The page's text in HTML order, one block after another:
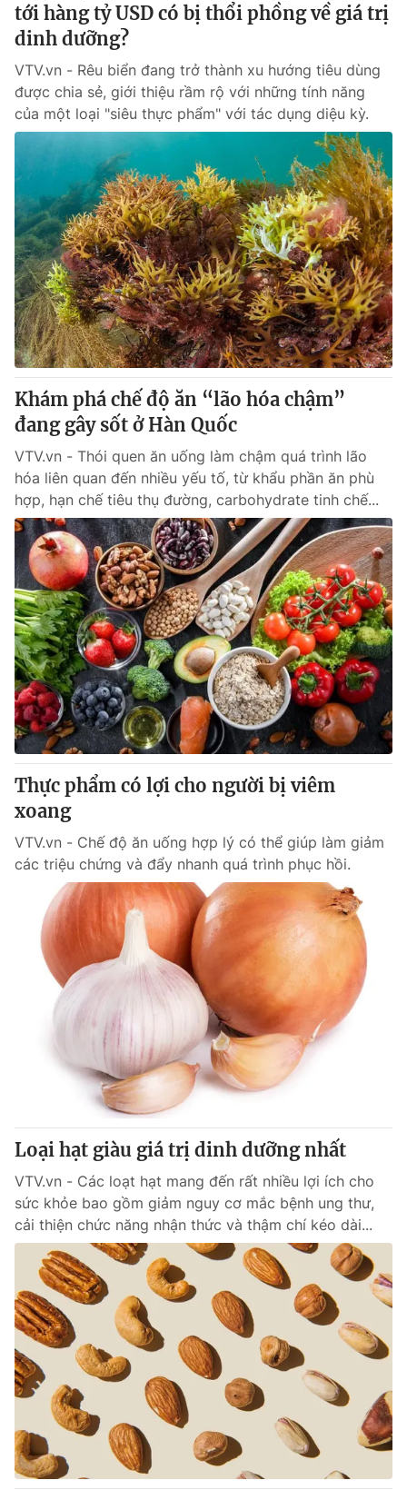
tới hàng tỷ USD có bị thổi phồng về giá trị
dinh dưỡng?
VTV.vn - Rêu biển đang trở thành xu hướng tiêu dùng
được chia sẻ, giới thiệu rầm rộ với những tính năng
của một loại "siêu thực phẩm" với tác dụng diệu kỳ.
Khám phá chế độ ăn “lão hóa chậm”
đang gây sốt ở Hàn Quốc
VTV.vn - Thói quen ăn uống làm chậm quá trình lão
hóa liên quan đến nhiều yếu tố, từ khẩu phần ăn phù
hợp, hạn chế tiêu thụ đường, carbohydrate tinh chế...
Thực phẩm có lợi cho người bị viêm
xoang
VTV.vn - Chế độ ăn uống hợp lý có thể giúp làm giảm
các triệu chứng và đẩy nhanh quá trình phục hồi.
Loại hạt giàu giá trị dinh dưỡng nhất
VTV.vn - Các loạt hạt mang đến rất nhiều lợi ích cho
sức khỏe bao gồm giảm nguy cơ mắc bệnh ung thư,
cải thiện chức năng nhận thức và thậm chí kéo dài...